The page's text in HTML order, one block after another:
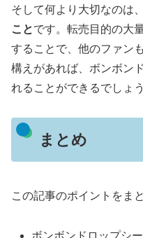
そして何より大切なのは、
ことです。転売目的の大
することで、他のファン
構えがあれば、ボンボン
れることができるでしょう
まとめ
この記事のポイントをま
ボンボンドロップシ